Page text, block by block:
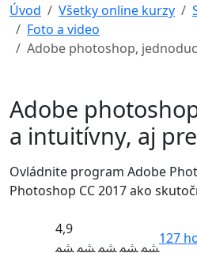
Úvod
Všetky online kurzy
Foto a video
Adobe photoshop,
Adobe
a intuitívny, aj
Ovládnite program Adobe
Photoshop CC 2017 ako
4,9
127